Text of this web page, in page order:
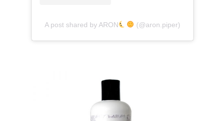
A post shared by ARON (@aron.piper)